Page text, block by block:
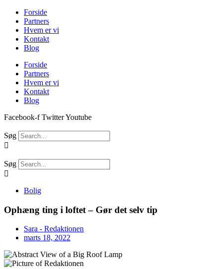
Videre
indhold
Forside
Partners
Hvem er vi
Kontakt
Blog
Forside
Partners
Hvem er vi
Kontakt
Blog
Facebook-f TwitterYoutube
Søg
Søg
Bolig
Ophæng ting i loftet – Gør det selv tip
Sara - Redaktionen
marts 18, 2022